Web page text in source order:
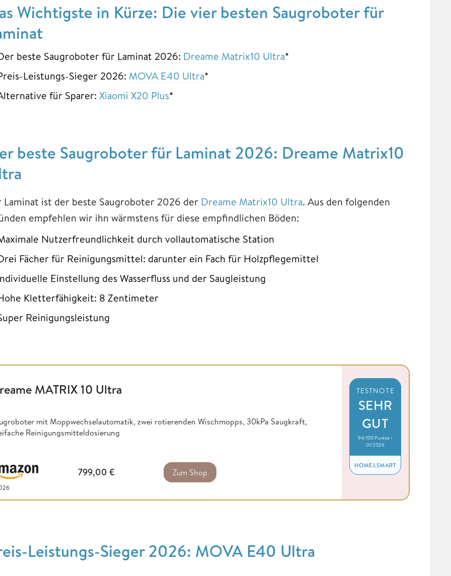
Wichtigste in Kürze: Die vier besten Saugroboter für
beste Saugroboter für Laminat 2026: Dreame Matrix10 Ultra*
Leistungs-Sieger 2026: MOVA E40 Ultra*
für Sparer: Xiaomi X20 Plus*
beste Saugroboter für Laminat 2026: Dreame Matrix10
Laminat ist der beste Saugroboter 2026 der Dreame Matrix10 Ultra. Aus den folgenden
empfehlen wir ihn wärmstens für diese empfindlichen Böden:
Nutzerfreundlichkeit durch vollautomatische Station
Fächer für Reinigungsmittel: darunter ein Fach für Holzpflegemittel
Einstellung des Wasserfluss und der Saugleistung
Kletterfähigkeit: 8 Zentimeter
Reinigungsleistung
MATRIX 10 Ultra
mit Moppwechselautomatik, zwei rotierenden Wischmopps, 30kPa Saugkraft,
Reinigungsmitteldosierung
799,00 € Zum Shop
TESTNOTE
SEHR
GUT
94/100 Punkte •
01/2026
Leistungs-Sieger 2026: MOVA E40 Ultra